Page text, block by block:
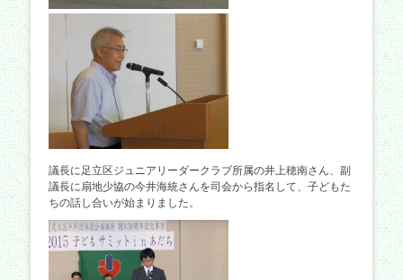
議長に足立区ジュニアリーダークラブ所属の井上穂南さん、副
議長に扇地少協の今井海統さんを司会から指名して、子どもた
ちの話し合いが始まりました。